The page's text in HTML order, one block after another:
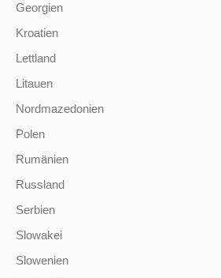
Georgien
Kroatien
Lettland
Litauen
Nordmazedonien
Polen
Rumänien
Russland
Serbien
Slowakei
Slowenien